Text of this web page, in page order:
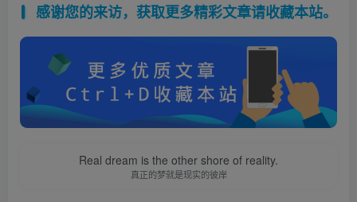
感谢您的来访，获取更多精彩文章请收藏本站。
Real dream is the other shore of reality.
真正的梦就是现实的彼岸